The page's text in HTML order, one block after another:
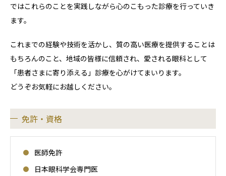
ではこれらのことを実践しながら心のこもった診療を行っていき
ます。
これまでの経験や技術を活かし、質の高い医療を提供することは
もちろんのこと、地域の皆様に信頼され、愛される眼科として
「患者さまに寄り添える」診療を心がけてまいります。
どうぞお気軽にお越しください。
免許・資格
医師免許
日本眼科学会専門医